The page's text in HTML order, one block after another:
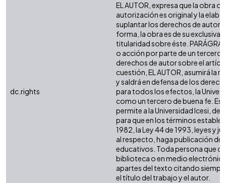
dc.rights
EL AUTOR, expresa que la obra
autorización es original y la
suplantar los derechos de autor
forma, la obra es de su exclusiva
titularidad sobre éste.
o acción por parte de un tercero
derechos de autor sobre el
cuestión, EL AUTOR, asumirá la
y saldrá en defensa de los
para todos los efectos, la
como un tercero de buena fe.
permite a la Universidad Icesi, de
para que en los términos
1982, la Ley 44 de 1993, leyes y
al respecto, haga publicación de
educativos. Toda persona que
biblioteca o en medio
apartes del texto citando
el título del trabajo y el autor.